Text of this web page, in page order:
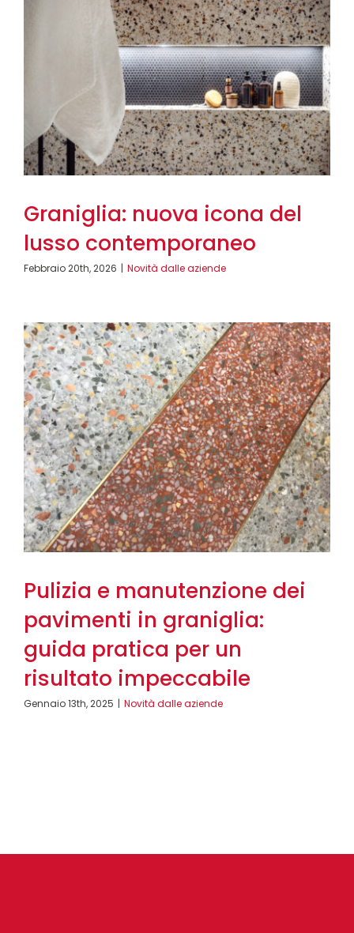
Graniglia: nuova icona del
lusso contemporaneo
Febbraio 20th, 2026 | Novità dalle aziende
Pulizia e manutenzione dei
pavimenti in graniglia:
guida pratica per un
risultato impeccabile
Gennaio 13th, 2025 | Novità dalle aziende